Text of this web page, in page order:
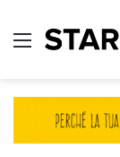
Menu